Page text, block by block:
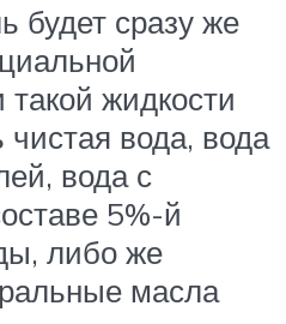
будет сразу же
жидкости
вода, вода
вода с
5%-й
либо же
масла